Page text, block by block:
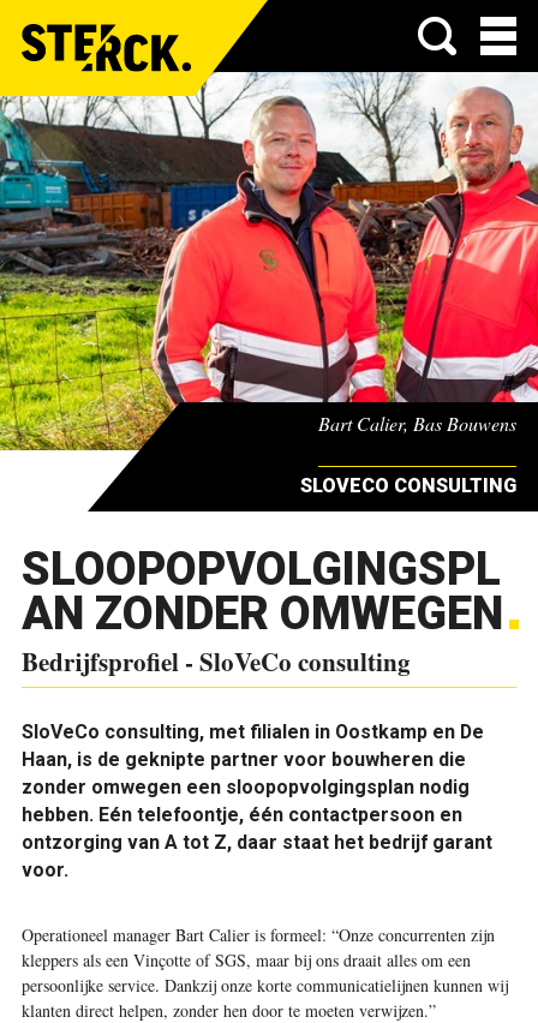
Menu
Bart Calier, Bas Bouwens
SLOVECO CONSULTING
SLOOPOPVOLGINGSPL
AN ZONDER OMWEGEN
Bedrijfsprofiel - SloVeCo consulting
SloVeCo consulting, met filialen in Oostkamp en De
Haan, is de geknipte partner voor bouwheren die
zonder omwegen een sloopopvolgingsplan nodig
hebben. Eén telefoontje, één contactpersoon en
ontzorging van A tot Z, daar staat het bedrijf garant
voor.
Operationeel manager Bart Calier is formeel: “Onze concurrenten zijn
kleppers als een Vinçotte of SGS, maar bij ons draait alles om een
persoonlijke service. Dankzij onze korte communicatielijnen kunnen wij
klanten direct helpen, zonder hen door te moeten verwijzen.”